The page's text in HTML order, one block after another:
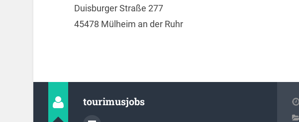
Duisburger Straße 277
45478 Mülheim an der Ruhr
tourimusjobs